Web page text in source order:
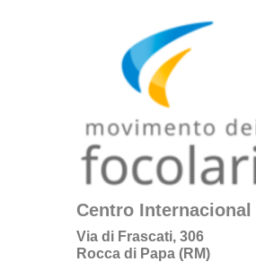
Centro Internacional
Via di Frascati, 306
Rocca di Papa (RM)